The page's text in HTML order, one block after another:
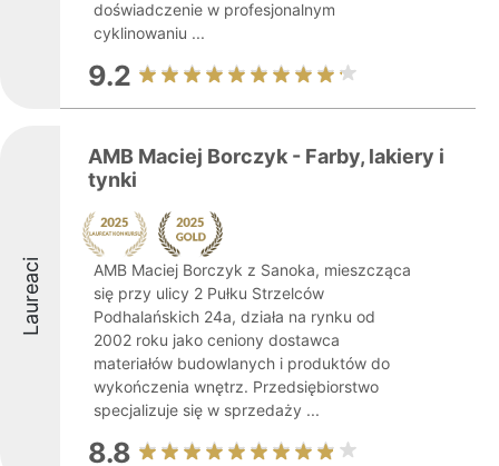
doświadczenie w profesjonalnym
cyklinowaniu ...
9.2
Laureaci
AMB Maciej Borczyk - Farby, lakiery i
tynki
AMB Maciej Borczyk z Sanoka, mieszcząca
się przy ulicy 2 Pułku Strzelców
Podhalańskich 24a, działa na rynku od
2002 roku jako ceniony dostawca
materiałów budowlanych i produktów do
wykończenia wnętrz. Przedsiębiorstwo
specjalizuje się w sprzedaży ...
8.8